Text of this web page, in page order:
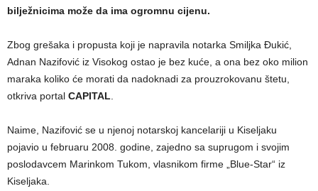
bilježnicima može da ima ogromnu cijenu.
Zbog grešaka i propusta koji je napravila notarka Smiljka Đukić,
Adnan Nazifović iz Visokog ostao je bez kuće, a ona bez oko milion
maraka koliko će morati da nadoknadi za prouzrokovanu štetu,
otkriva portal CAPITAL.
Naime, Nazifović se u njenoj notarskoj kancelariji u Kiseljaku
pojavio u februaru 2008. godine, zajedno sa suprugom i svojim
poslodavcem Marinkom Tukom, vlasnikom firme „Blue-Star“ iz
Kiseljaka.